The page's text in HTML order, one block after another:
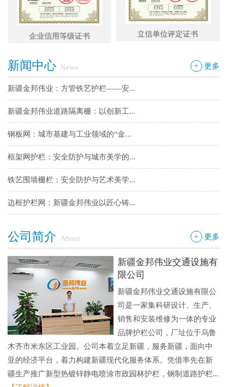
企业信用等级证书 立信单位评定证书
+ 更多
新闻中心 News
铁艺围墙栅栏：安全防护与艺术美学...
球场围栏网：守护运动安全的“隐形...
新疆金邦伟业：方管铁艺护栏——安...
新疆金邦伟业道路隔离栅：以创新工...
钢板网：城市基建与工业领域的“金...
框架网护栏：安全防护与城市美学的...
铁艺围墙栅栏：安全防护与艺术美学...
边框护栏网：新疆金邦伟业以匠心铸...
新疆金邦伟业：方管铁艺护栏——安...
新疆金邦伟业道路隔离栅：以创新工...
钢板网：城市基建与工业领域的“金...
+ 更多
公司简介 About
新疆金邦伟业交通设施有
限公司
新疆金邦伟业交通设施有限公
司是一家集科研设计、生产、
销售和安装维修为一体的专业
品牌护栏公司，厂址位于乌鲁
木齐市米东区工业园。公司本着立足新疆，服务新疆，面向中
亚的经济平台，着力构建新疆现代化服务体系。凭借率先在新
疆生产推广新型热镀锌静电喷涂市政园林护栏，钢制道路护栏...